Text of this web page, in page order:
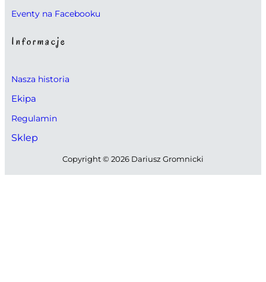
Eventy na Facebooku
Informacje
Nasza historia
Ekipa
Regulamin
Sklep
Copyright © 2026 Dariusz Gromnicki